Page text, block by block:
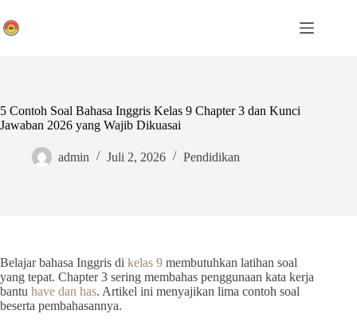
to
content
5 Contoh Soal Bahasa Inggris Kelas 9 Chapter 3 dan Kunci
Jawaban 2026 yang Wajib Dikuasai
admin Juli 2, 2026 Pendidikan
Belajar bahasa Inggris di kelas 9 membutuhkan latihan soal
yang tepat. Chapter 3 sering membahas penggunaan kata kerja
bantu have dan has. Artikel ini menyajikan lima contoh soal
beserta pembahasannya.